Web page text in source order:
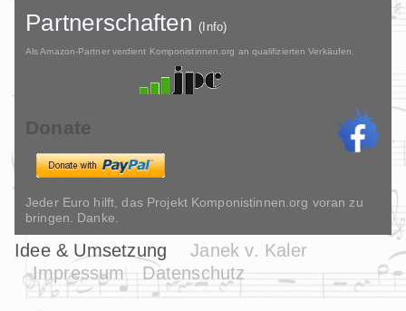
Partnerschaften(Info)
Als Amazon-Partner verdient Komponistinnen.org an qualifizierten Verkäufen.
Donate
Jeder Euro hilft, das Projekt Komponistinnen.org voran zu
bringen. Danke.
Idee & Umsetzung
Janek v. Kaler
Impressum
Datenschutz